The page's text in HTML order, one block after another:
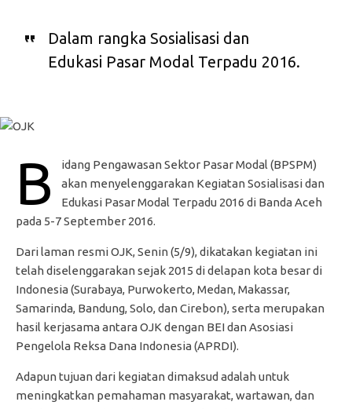
Dalam rangka Sosialisasi dan
Edukasi Pasar Modal Terpadu 2016.
B
idang Pengawasan Sektor Pasar Modal (BPSPM)
akan menyelenggarakan Kegiatan Sosialisasi dan
Edukasi Pasar Modal Terpadu 2016 di Banda Aceh
pada 5-7 September 2016.
Dari laman resmi OJK, Senin (5/9), dikatakan kegiatan ini
telah diselenggarakan sejak 2015 di delapan kota besar di
Indonesia (Surabaya, Purwokerto, Medan, Makassar,
Samarinda, Bandung, Solo, dan Cirebon), serta merupakan
hasil kerjasama antara OJK dengan BEI dan Asosiasi
Pengelola Reksa Dana Indonesia (APRDI).
Adapun tujuan dari kegiatan dimaksud adalah untuk
meningkatkan pemahaman masyarakat, wartawan, dan